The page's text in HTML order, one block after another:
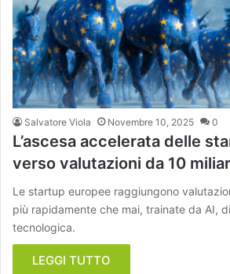
Salvatore Viola Novembre 10, 2025 0
L’ascesa accelerata delle
verso valutazioni da 10
Le startup europee raggiungono
più rapidamente che mai, trainate da AI,
tecnologica.
LEGGI TUTTO